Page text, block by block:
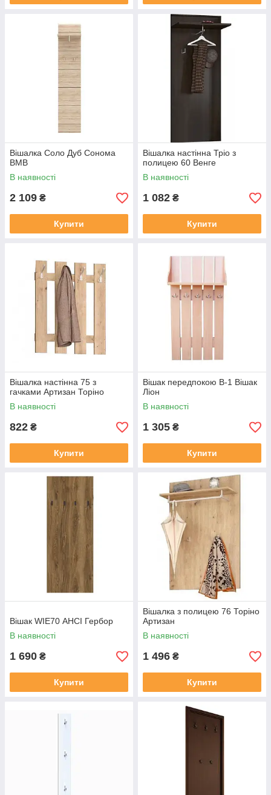
Вішалка Соло Дуб Сонома
ВМВ
В наявності
2 109 ₴
Купити
Вішалка настінна Тріо з
полицею 60 Венге
В наявності
1 082 ₴
Купити
Вішалка настінна 75 з
гачками Артизан Торіно
В наявності
822 ₴
Купити
Вішак передпокою В-1 Вішак
Ліон
В наявності
1 305 ₴
Купити
Вішак WIE70 АНСІ Гербор
В наявності
1 690 ₴
Купити
Вішалка з полицею 76 Торіно
Артизан
В наявності
1 496 ₴
Купити